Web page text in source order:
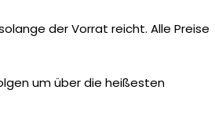
der Vorrat reicht. Alle Preise
um über die heißesten